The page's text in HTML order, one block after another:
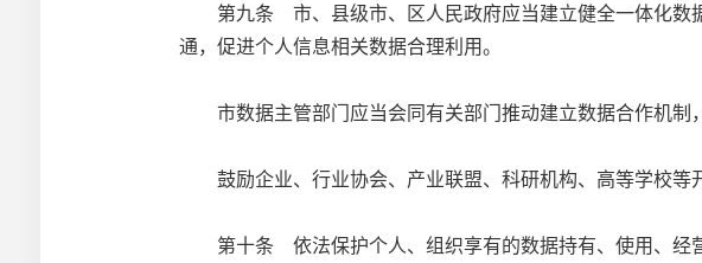
第九条 市、县级市、区人民政府应当建立健全一体化数据
通，促进个人信息相关数据合理利用。
市数据主管部门应当会同有关部门推动建立数据合作机制
鼓励企业、行业协会、产业联盟、科研机构、高等学校等
第十条 依法保护个人、组织享有的数据持有、使用、经营